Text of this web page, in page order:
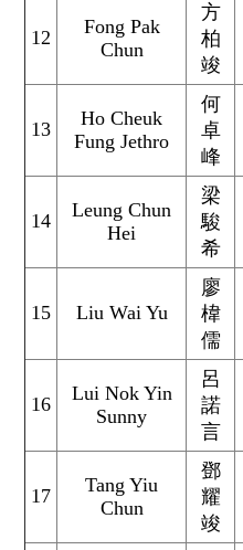
12
Fong Pak
Chun
方
柏
竣
13
Ho Cheuk
Fung Jethro
何
卓
峰
14
Leung Chun
Hei
梁
駿
希
15 Liu Wai Yu
廖
椲
儒
16
Lui Nok Yin
Sunny
呂
諾
言
17
Tang Yiu
Chun
鄧
耀
竣